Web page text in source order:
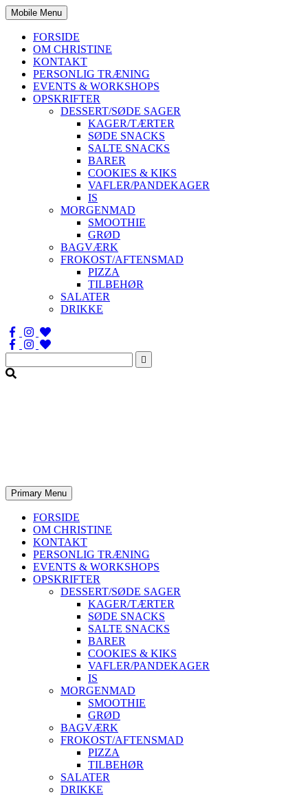
Mobile Menu
FORSIDE
OM CHRISTINE
KONTAKT
PERSONLIG TRÆNING
EVENTS & WORKSHOPS
OPSKRIFTER
DESSERT/SØDE SAGER
KAGER/TÆRTER
SØDE SNACKS
SALTE SNACKS
BARER
COOKIES & KIKS
VAFLER/PANDEKAGER
IS
MORGENMAD
SMOOTHIE
GRØD
BAGVÆRK
FROKOST/AFTENSMAD
PIZZA
TILBEHØR
SALATER
DRIKKE
Søg
efter:
Primary Menu
FORSIDE
OM CHRISTINE
KONTAKT
PERSONLIG TRÆNING
EVENTS & WORKSHOPS
OPSKRIFTER
DESSERT/SØDE SAGER
KAGER/TÆRTER
SØDE SNACKS
SALTE SNACKS
BARER
COOKIES & KIKS
VAFLER/PANDEKAGER
IS
MORGENMAD
SMOOTHIE
GRØD
BAGVÆRK
FROKOST/AFTENSMAD
PIZZA
TILBEHØR
SALATER
DRIKKE